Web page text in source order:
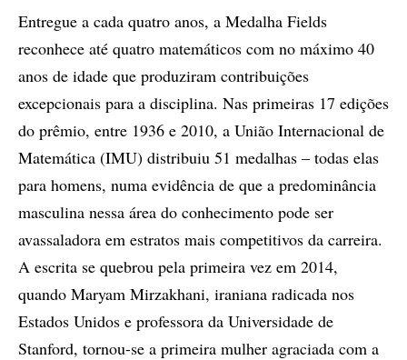
Entregue a cada quatro anos, a Medalha Fields
reconhece até quatro matemáticos com no máximo 40
anos de idade que produziram contribuições
excepcionais para a disciplina. Nas primeiras 17 edições
do prêmio, entre 1936 e 2010, a União Internacional de
Matemática (IMU) distribuiu 51 medalhas – todas elas
para homens, numa evidência de que a predominância
masculina nessa área do conhecimento pode ser
avassaladora em estratos mais competitivos da carreira.
A escrita se quebrou pela primeira vez em 2014,
quando Maryam Mirzakhani, iraniana radicada nos
Estados Unidos e professora da Universidade de
Stanford, tornou-se a primeira mulher agraciada com a